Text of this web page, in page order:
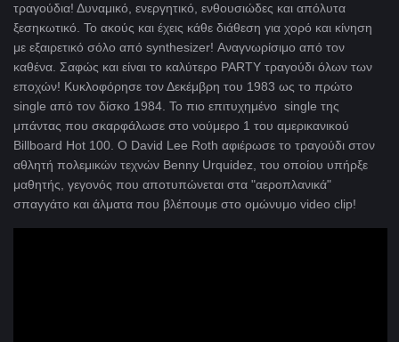
τραγούδια! Δυναμικό, ενεργητικό, ενθουσιώδες και απόλυτα
ξεσηκωτικό. Το ακούς και έχεις κάθε διάθεση για χορό και κίνηση
με εξαιρετικό σόλο από synthesizer! Αναγνωρίσιμο από τον
καθένα. Σαφώς και είναι το καλύτερο PARTY τραγούδι όλων των
εποχών! Κυκλοφόρησε τον Δεκέμβρη του 1983 ως το πρώτο
single από τον δίσκο 1984. Το πιο επιτυχημένο single της
μπάντας που σκαρφάλωσε στο νούμερο 1 του αμερικανικού
Billboard Hot 100. Ο David Lee Roth αφιέρωσε το τραγούδι στον
αθλητή πολεμικών τεχνών Benny Urquidez, του οποίου υπήρξε
μαθητής, γεγονός που αποτυπώνεται στα "αεροπλανικά"
σπαγγάτο και άλματα που βλέπουμε στο ομώνυμο video clip!